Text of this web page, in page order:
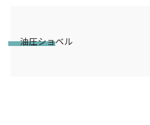
油圧ショベル